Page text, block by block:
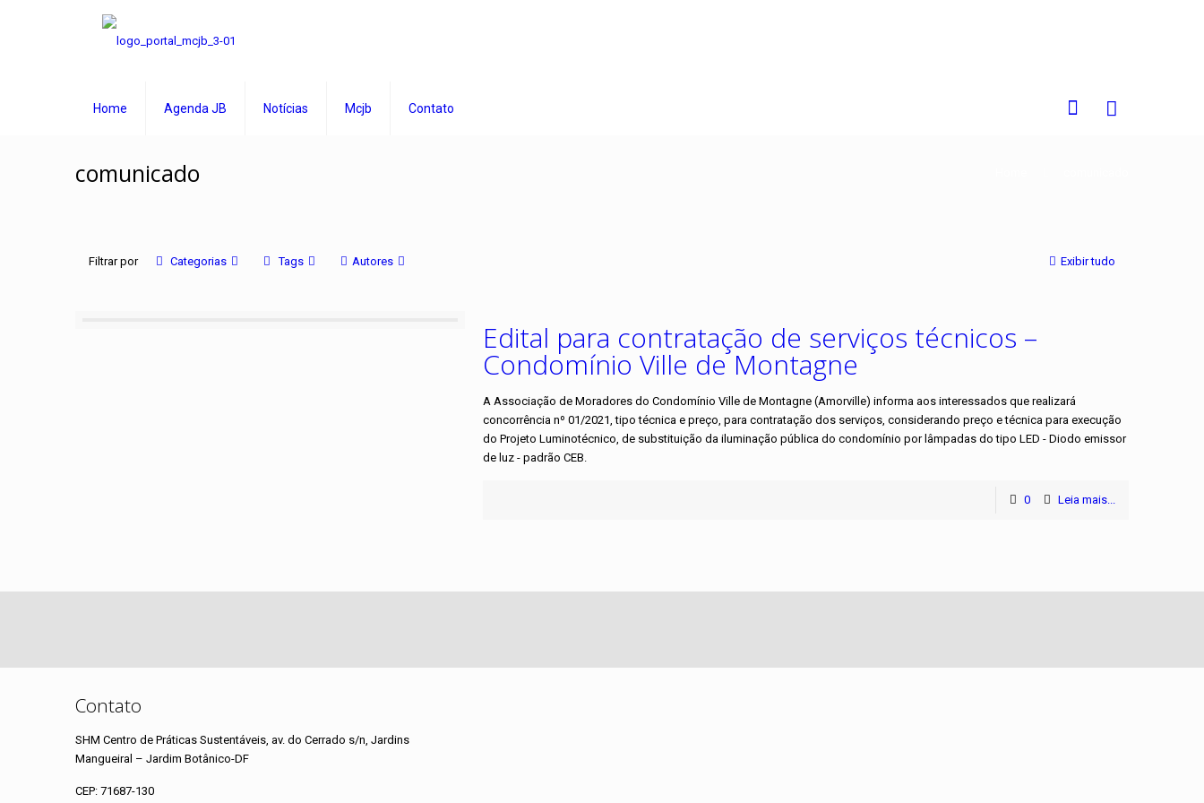
Home Agenda JB Notícias Mcjb Contato
comunicado
Filtrar por Categorias Tags Autores Exibir tudo
Edital para contratação de serviços técnicos –
Condomínio Ville de Montagne
A Associação de Moradores do Condomínio Ville de Montagne (Amorville) informa aos interessados que realizará
concorrência nº 01/2021, tipo técnica e preço, para contratação dos serviços, considerando preço e técnica para execução
do Projeto Luminotécnico, de substituição da iluminação pública do condomínio por lâmpadas do tipo LED - Diodo emissor
de luz - padrão CEB.
0 Leia mais...
Contato
SHM Centro de Práticas Sustentáveis, av. do Cerrado s/n, Jardins
Mangueiral – Jardim Botânico-DF
CEP: 71687-130